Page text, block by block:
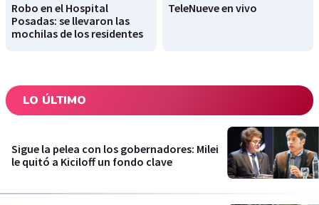
Robo en el Hospital
Posadas: se llevaron las
mochilas de los residentes
TeleNueve en vivo
LO ÚLTIMO
Sigue la pelea con los gobernadores: Milei
le quitó a Kiciloff un fondo clave